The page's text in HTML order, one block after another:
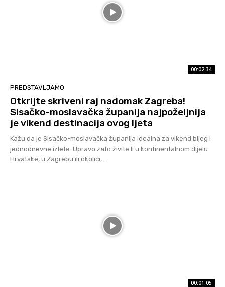
00:02:34
PREDSTAVLJAMO
Otkrijte skriveni raj nadomak Zagreba!
Sisačko-moslavačka županija najpoželjnija
je vikend destinacija ovog ljeta
Kažu da je Sisačko-moslavačka županija idealna za vikend bijeg i
jednodnevne izlete. Upravo zato živite li u kontinentalnom dijelu
Hrvatske, u Zagrebu ili okolici,...
00:01:05